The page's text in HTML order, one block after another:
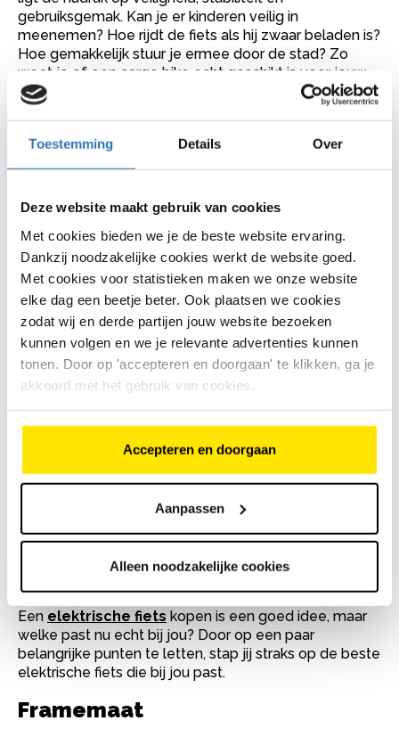
Toestemming Details Over
Deze website maakt gebruik van cookies
Met cookies bieden we je de beste website ervaring.
Dankzij noodzakelijke cookies werkt de website goed.
Met cookies voor statistieken maken we onze website
elke dag een beetje beter. Ook plaatsen we cookies
zodat wij en derde partijen jouw website bezoeken
kunnen volgen en we je relevante advertenties kunnen
tonen. Door op 'accepteren en doorgaan' te klikken, ga je
akkoord met het gebruik van cookies.
Accepteren en doorgaan
Aanpassen
Alleen noodzakelijke cookies
gebruiksgemak. Kan je er kinderen veilig in
meenemen? Hoe rijdt de fiets als hij zwaar beladen is?
Hoe gemakkelijk stuur je ermee door de stad? Zo
weet je of een cargo bike echt geschikt is voor jouw
gezin of vervoer.
Kieskeurig
Op Kieskeurig.nl draait het vooral om de ervaringen
eigen elektrische fietsen en delen wat ze goed vinden
andere fietsers van de fietsen vinden in de praktijk. Zo
krijg je een eerlijk beeld van hoe een model presteert,
ook na langere tijd gebruik.
ANWB Fietstest
Ook de ANWB voert ieder jaar een uitgebreide
fietstest uit. Hierbij worden verschillende elektrische
fietsenbeoordeeld op actieradius, comfort,
rijeigenschappen en veiligheid. De ANWB richt zich op
allerlei soortenfietsen: van recreatief tot forenzen
die elke dag naar hun werk rijden. De testresultaten
beste passen bij welk type fietser.
Waar moet je op letten bij
het kiezen van een
elektrische fiets?
Een elektrische fiets kopen is een goed idee, maar
welke past nu echt bij jou? Door op een paar
belangrijke punten te letten, stap jij straks op de beste
elektrische fiets die bij jou past.
Framemaat